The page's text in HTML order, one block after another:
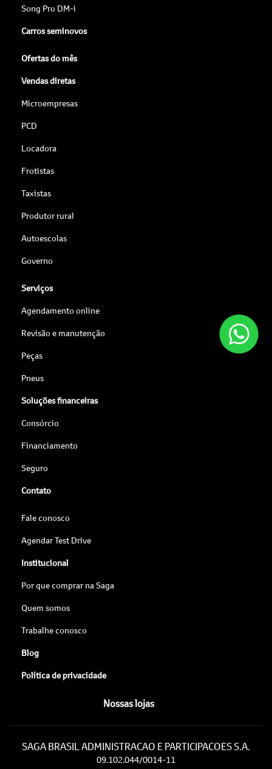
Song Pro DM-i
Carros seminovos
Ofertas do mês
Vendas diretas
Microempresas
PCD
Locadora
Frotistas
Taxistas
Produtor rural
Autoescolas
Governo
Serviços
Agendamento online
Revisão e manutenção
Peças
Pneus
Soluções financeiras
Consórcio
Financiamento
Seguro
Contato
Fale conosco
Agendar Test Drive
Institucional
Por que comprar na Saga
Quem somos
Trabalhe conosco
Blog
Política de privacidade
Nossas lojas
SAGA BRASIL ADMINISTRACAO E PARTICIPACOES S.A.
09.102.044/0014-11